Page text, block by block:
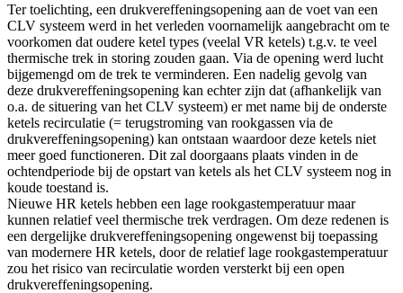
Ter toelichting, een drukvereffeningsopening aan de voet van een
CLV systeem werd in het verleden voornamelijk aangebracht om te
voorkomen dat oudere ketel types (veelal VR ketels) t.g.v. te veel
thermische trek in storing zouden gaan. Via de opening werd lucht
bijgemengd om de trek te verminderen. Een nadelig gevolg van
deze drukvereffeningsopening kan echter zijn dat (afhankelijk van
o.a. de situering van het CLV systeem) er met name bij de onderste
ketels recirculatie (= terugstroming van rookgassen via de
drukvereffeningsopening) kan ontstaan waardoor deze ketels niet
meer goed functioneren. Dit zal doorgaans plaats vinden in de
ochtendperiode bij de opstart van ketels als het CLV systeem nog in
koude toestand is.
Nieuwe HR ketels hebben een lage rookgastemperatuur maar
kunnen relatief veel thermische trek verdragen. Om deze redenen is
een dergelijke drukvereffeningsopening ongewenst bij toepassing
van modernere HR ketels, door de relatief lage rookgastemperatuur
zou het risico van recirculatie worden versterkt bij een open
drukvereffeningsopening.